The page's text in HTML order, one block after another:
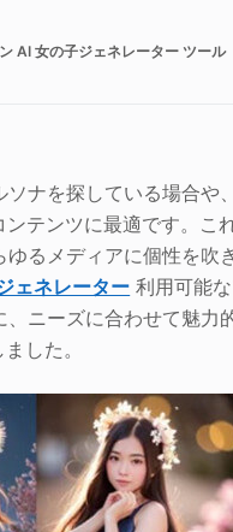
AI 女の子ジェネレーター ツール
ナを探している場合
テンツに最適です。こ
るメディアに個性を
ェネレーター 利用可能
ニーズに合わせて魅力
した。